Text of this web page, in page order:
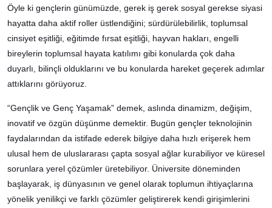
Öyle ki gençlerin günümüzde, gerek iş gerek sosyal gerekse siyasi
hayatta daha aktif roller üstlendiğini; sürdürülebilirlik, toplumsal
cinsiyet eşitliği, eğitimde fırsat eşitliği, hayvan hakları, engelli
bireylerin toplumsal hayata katılımı gibi konularda çok daha
duyarlı, bilinçli olduklarını ve bu konularda hareket geçerek adımlar
attıklarını görüyoruz.
“Gençlik ve Genç Yaşamak” demek, aslında dinamizm, değişim,
inovatif ve özgün düşünme demektir. Bugün gençler teknolojinin
faydalarından da istifade ederek bilgiye daha hızlı erişerek hem
ulusal hem de uluslararası çapta sosyal ağlar kurabiliyor ve küresel
sorunlara yerel çözümler üretebiliyor. Üniversite döneminden
başlayarak, iş dünyasının ve genel olarak toplumun ihtiyaçlarına
yönelik yenilikçi ve farklı çözümler geliştirerek kendi girişimlerini